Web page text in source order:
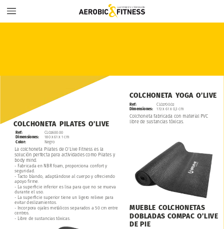
COLCHONETA PILATES O’LIVE
Ref:
Dimensiones:
Color:
CL02600.00
180 x 61 x 1 cm
Negro
MUEBLE COLCHONETAS
DOBLADAS COMPAC O’LIVE
DE PIE
COLCHONETA YOGA O’LIVE
Ref:
Dimensiones:
CL02700.02
172 x 61 x 0,3 cm
Colchoneta fabricada con material PVC
libre de sustancias tóxicas.
La colchoneta Pilates de O’Live Fitness es la
solución perfecta para actividades como Pilates y
body mind.
- Fabricada en NBR foam, proporciona confort y
seguridad.
- Tacto blando, adaptándose al cuerpo y ofreciendo
apoyo firme.
- La superficie inferior es lisa para que no se mueva
durante el uso.
- La superficie superior tiene un ligero relieve para
evitar deslizamientos.
- Incorpora ojales metálicos separados a 50 cm entre
centros.
- Libre de sustancias tóxicas.